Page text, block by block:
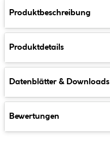
Produktbeschreibung
Produktdetails
Datenblätter & Downloads
Bewertungen